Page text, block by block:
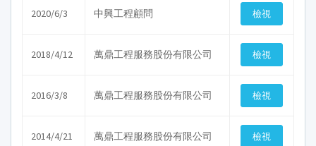
2020/6/3 中興工程顧問
2018/4/12 萬鼎工程服務股份有限公司
2016/3/8 萬鼎工程服務股份有限公司
2014/4/21 萬鼎工程服務股份有限公司